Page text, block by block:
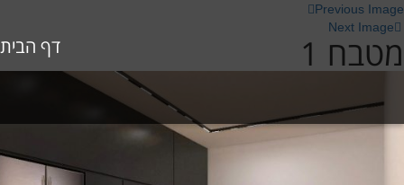
דף הבית
Previous Image
Next Image
מטבח 1